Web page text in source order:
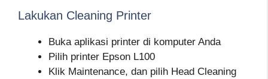
Lakukan Cleaning Printer
Buka aplikasi printer di komputer Anda
Pilih printer Epson L100
Klik Maintenance, dan pilih Head Cleaning